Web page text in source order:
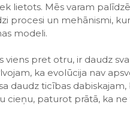
lietots. Mēs varam
procesi un mehānismi,
modeli.
viens pret otru, ir daudz
ka evolūcija nav
daudz ticības
cieņu, paturot prātā, ka